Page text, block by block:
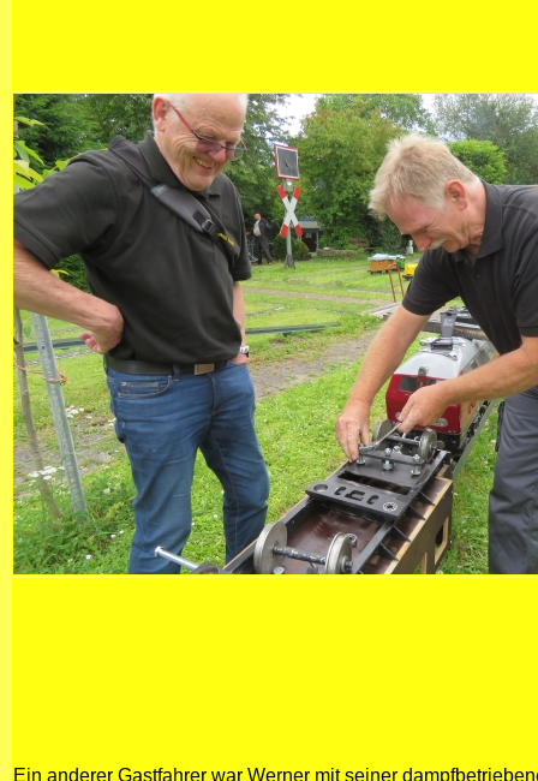
Ein anderer Gastfahrer war Werner mit seiner